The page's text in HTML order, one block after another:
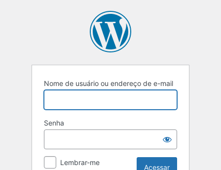
Nome de usuário ou endereço de e-mail
Senha
Lembrar-me